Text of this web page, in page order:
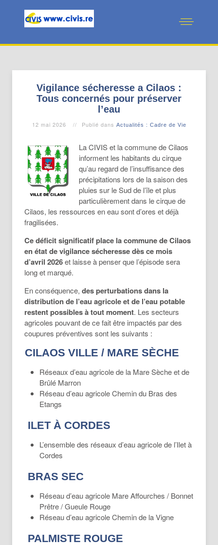
Vigilance sécheresse a Cilaos :
Tous concernés pour préserver
l’eau
12 mai 2026 Publié dans Actualités : Cadre de Vie
La CIVIS et la commune de Cilaos
informent les habitants du cirque
qu’au regard de l’insuffisance des
précipitations lors de la saison des
pluies sur le Sud de l’île et plus
particulièrement dans le cirque de
Cilaos, les ressources en eau sont d’ores et déjà
fragilisées.
Cedéficitsignificatifplace lacommunedeCilaos
enétatdevigilancesécheressedès ce mois
d’avril 2026et laisse à penser que l’épisode sera
long et marqué.
En conséquence, des perturbations dans la
distribution de l’eau agricole et de l’eau potable
restent possibles à tout moment. Les secteurs
agricoles pouvant de ce fait être impactés par des
coupures préventives sont les suivants :
CILAOS VILLE / MARE SÈCHE
Réseaux d’eau agricole de la Mare Sèche et de
Brûlé Marron
Réseau d’eau agricole Chemin du Bras des
Etangs
ILET À CORDES
L’ensemble des réseaux d’eau agricole de l’Ilet à
Cordes
BRAS SEC
Réseau d’eau agricole Mare Affourches / Bonnet
Prêtre / Gueule Rouge
Réseau d’eau agricole Chemin de la Vigne
PALMISTE ROUGE